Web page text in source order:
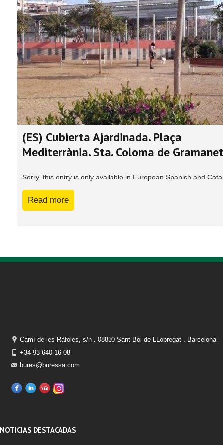
(ES) Cubierta Ajardinada. Plaça
Mediterrània. Sta. Coloma de Gramanet
Sorry, this entry is only available in European Spanish and
Read more
Camí de les Ràfoles, s/n . 08830 Sant Boi de LLobregat . Barcelona
+34 93 640 16 08
bures@buressa.com
NOTICIAS DESTACADAS